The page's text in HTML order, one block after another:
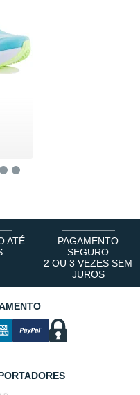
ATÉ
PAGAMENTO
SEGURO
2 OU 3 VEZES SEM
JUROS